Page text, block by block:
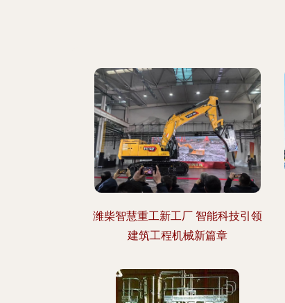
潍柴智慧重工新工厂 智能科技引领
建筑工程机械新篇章